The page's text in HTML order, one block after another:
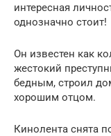
интересная
однозначно стоит!
Он известен как
жестокий
бедным, строил
хорошим отцом.
Кинолента снята